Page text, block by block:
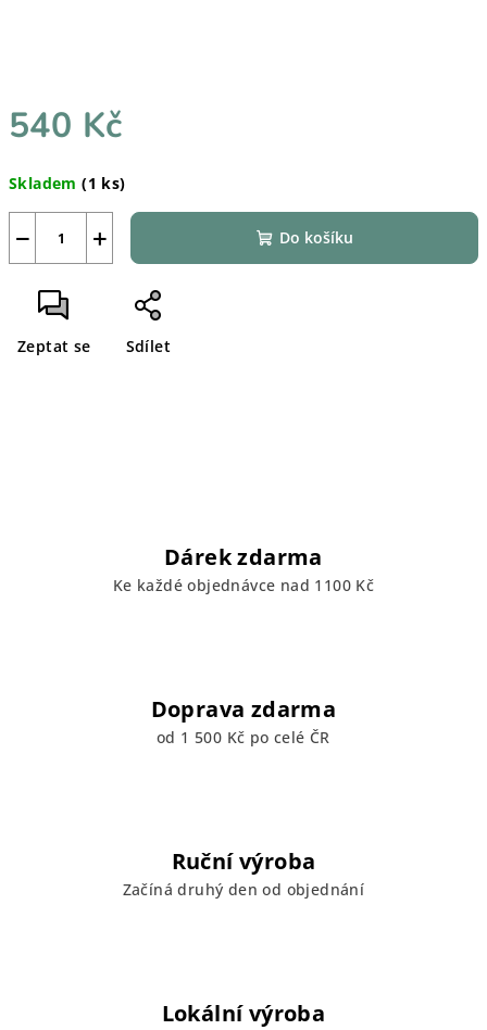
540 Kč
cena:
Skladem(1 ks)
+
− Do košíku
Zeptat se Sdílet
Dárek zdarma
Ke každé objednávce nad 1100 Kč
Doprava zdarma
od 1 500 Kč po celé ČR
Ruční výroba
Začíná druhý den od objednání
Lokální výroba